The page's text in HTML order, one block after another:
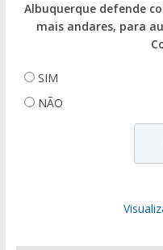
Albuquerque defende
mais andares, para
SIM
NÃO